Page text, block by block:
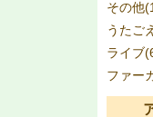
その他
うたご
ライブ
ファー